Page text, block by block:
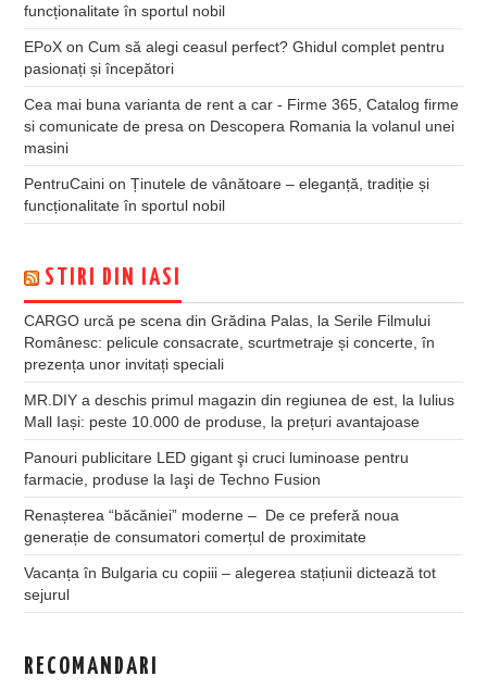
funcționalitate în sportul nobil
EPoX onCum să alegi ceasul perfect? Ghidul complet pentru
pasionați și începători
Cea mai buna varianta de rent a car - Firme 365, Catalog firme
si comunicate de presa on Descopera Romania la volanul unei
masini
PentruCaini onȚinutele de vânătoare – eleganță, tradiție și
funcționalitate în sportul nobil
STIRI DIN IASI
CARGO urcă pe scena din Grădina Palas, la Serile Filmului
Românesc: pelicule consacrate, scurtmetraje și concerte, în
prezența unor invitați speciali
MR.DIY a deschis primul magazin din regiunea de est, la Iulius
Mall Iași: peste 10.000 de produse, la prețuri avantajoase
Panouri publicitare LED gigant şi cruci luminoase pentru
farmacie, produse la Iaşi de Techno Fusion
Renașterea “băcăniei” moderne – De ce preferă noua
generație de consumatori comerțul de proximitate
Vacanța în Bulgaria cu copiii – alegerea stațiunii dictează tot
sejurul
RECOMANDARI